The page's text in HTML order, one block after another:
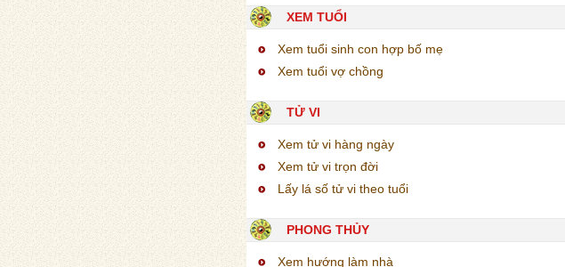
XEM TUỔI
Xem tuổi sinh con hợp bố mẹ
Xem tuổi vợ chồng
TỬ VI
Xem tử vi hàng ngày
Xem tử vi trọn đời
Lấy lá số tử vi theo tuổi
PHONG THỦY
Xem hướng làm nhà